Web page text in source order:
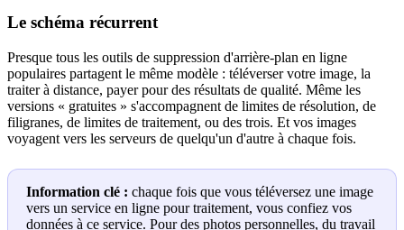
Le schéma récurrent
Presque tous les outils de suppression d'arrière-plan en ligne
populaires partagent le même modèle : téléverser votre image, la
traiter à distance, payer pour des résultats de qualité. Même les
versions « gratuites » s'accompagnent de limites de résolution, de
filigranes, de limites de traitement, ou des trois. Et vos images
voyagent vers les serveurs de quelqu'un d'autre à chaque fois.
Information clé : chaque fois que vous téléversez une image
vers un service en ligne pour traitement, vous confiez vos
données à ce service. Pour des photos personnelles, du travail